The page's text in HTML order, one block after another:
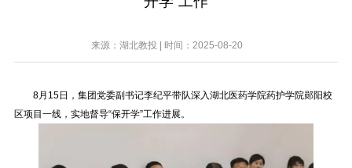
来源：湖北教投 | 时间：2025-08-20
8月15日，集团党委副书记李纪平带队深入湖北医药学院药护学院郧阳校
区项目一线，实地督导“保开学”工作进展。